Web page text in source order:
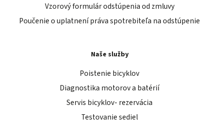
Vzorový formulár odstúpenia od zmluvy
Poučenie o uplatnení práva spotrebiteľa na odstúpenie
Naše služby
Poistenie bicyklov
Diagnostika motorov a batérií
Servis bicyklov- rezervácia
Testovanie sediel